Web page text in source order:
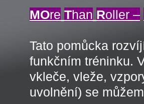
MOre Than Roller –
Tato pomůcka
funkčním tréninku.
vkleče, vleže,
uvolnění) se